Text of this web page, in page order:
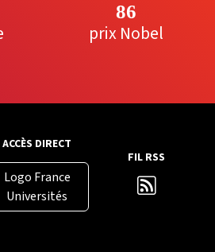
86
prix Nobel
ACCÈS DIRECT
Logo France
Universités
FIL RSS